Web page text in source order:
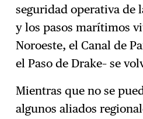
seguridad operativa de
y los pasos marítimos
Noroeste, el Canal de
el Paso de Drake– se
Mientras que no se
algunos aliados